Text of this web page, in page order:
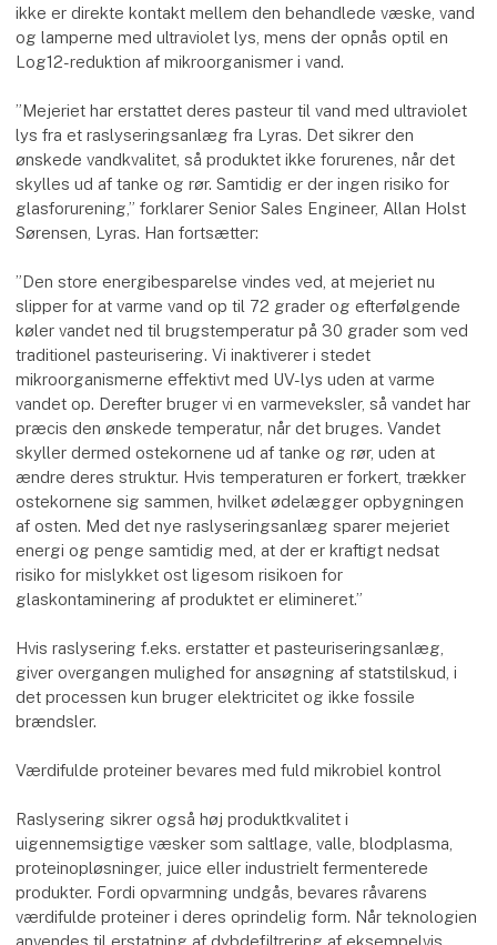
ikke er direkte kontakt mellem den behandlede væske, vand
og lamperne med ultraviolet lys, mens der opnås optil en
Log12-reduktion af mikroorganismer i vand.
”Mejeriet har erstattet deres pasteur til vand med ultraviolet
lys fra et raslyseringsanlæg fra Lyras. Det sikrer den
ønskede vandkvalitet, så produktet ikke forurenes, når det
skylles ud af tanke og rør. Samtidig er der ingen risiko for
glasforurening,” forklarer Senior Sales Engineer, Allan Holst
Sørensen, Lyras. Han fortsætter:
”Den store energibesparelse vindes ved, at mejeriet nu
slipper for at varme vand op til 72 grader og efterfølgende
køler vandet ned til brugstemperatur på 30 grader som ved
traditionel pasteurisering. Vi inaktiverer i stedet
mikroorganismerne effektivt med UV-lys uden at varme
vandet op. Derefter bruger vi en varmeveksler, så vandet har
præcis den ønskede temperatur, når det bruges. Vandet
skyller dermed ostekornene ud af tanke og rør, uden at
ændre deres struktur. Hvis temperaturen er forkert, trækker
ostekornene sig sammen, hvilket ødelægger opbygningen
af osten. Med det nye raslyseringsanlæg sparer mejeriet
energi og penge samtidig med, at der er kraftigt nedsat
risiko for mislykket ost ligesom risikoen for
glaskontaminering af produktet er elimineret.”
Hvis raslysering f.eks. erstatter et pasteuriseringsanlæg,
giver overgangen mulighed for ansøgning af statstilskud, i
det processen kun bruger elektricitet og ikke fossile
brændsler.
Værdifulde proteiner bevares med fuld mikrobiel kontrol
Raslysering sikrer også høj produktkvalitet i
uigennemsigtige væsker som saltlage, valle, blodplasma,
proteinopløsninger, juice eller industrielt fermenterede
produkter. Fordi opvarmning undgås, bevares råvarens
værdifulde proteiner i deres oprindelig form. Når teknologien